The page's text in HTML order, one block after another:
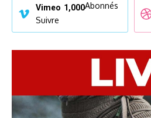
Vimeo 1,000Abonnés
Suivre